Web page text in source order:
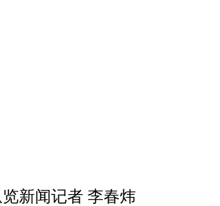
新闻记者 李春炜